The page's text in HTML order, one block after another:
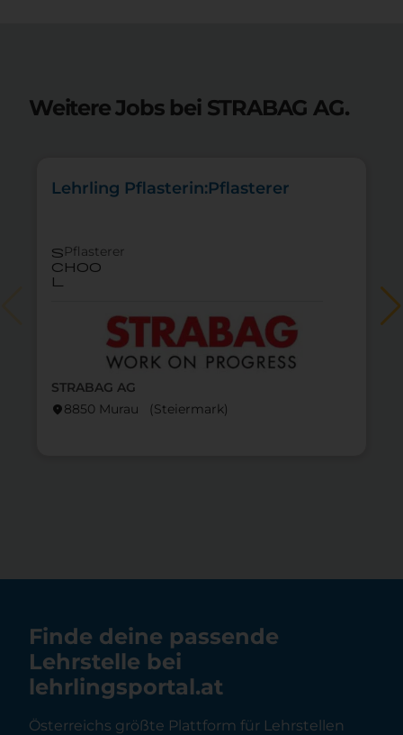
Weitere Jobs bei STRABAG AG.
STRABAG AG
location_on8850 Murau (Steier­mark)
Lehrling Pflasterin:Pflasterer
s
choo
l
Pflasterer
Finde deine passende
Lehrstelle bei
lehrlingsportal.at
Österreichs größte Plattform für Lehrstellen